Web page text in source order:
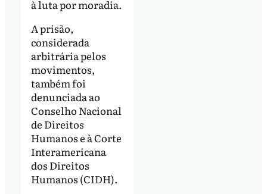
à luta por moradia.
A prisão,
considerada
arbitrária pelos
movimentos,
também foi
denunciada ao
Conselho Nacional
de Direitos
Humanos e à Corte
Interamericana
dos Direitos
Humanos (CIDH).